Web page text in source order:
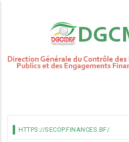
HTTPS://SECOP.FINANCES.BF/